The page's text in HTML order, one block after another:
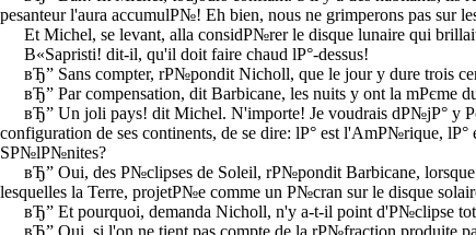
pesanteur l'aura accumulР№! Eh bien, nous ne grimperons pas sur
Et Michel, se levant, alla considР№rer le disque lunaire qui
В«Sapristi! dit-il, qu'il doit faire chaud lР°-dessus!
вЂ” Sans compter, rР№pondit Nicholl, que le jour y dure trois
вЂ” Par compensation, dit Barbicane, les nuits y ont la mРєme
вЂ” Un joli pays! dit Michel. N'importe! Je voudrais dР№jР° y
configuration de ses continents, de se dire: lР° est l'AmР№rique,
SР№lР№nites?
вЂ” Oui, des Р№clipses de Soleil, rР№pondit Barbicane, lorsque
lesquelles la Terre, projetР№e comme un Р№cran sur le disque
вЂ” Et pourquoi, demanda Nicholl, n'y a-t-il point d'Р№clipse
вЂ” Oui, si l'on ne tient pas compte de la rР№fraction produite